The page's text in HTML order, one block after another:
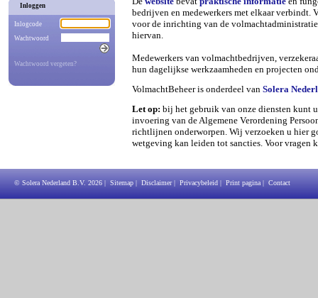
Inloggen
Inlogcode
Wachtwoord
Wachtwoord vergeten?
bedrijven en medewerkers met elkaar verbindt.
voor de inrichting van de
hiervan.
Medewerkers van volmachtbedrijven,
hun dagelijkse werkzaamheden en projecten
VolmachtBeheer is onderdeel van Solera
Let op: bij het gebruik van onze diensten kunt
invoering van de Algemene Verordening
richtlijnen onderworpen. Wij verzoeken u hier
wetgeving kan leiden tot sancties. Voor vragen
© Solera Nederland B.V. 2026 | Sitemap | Disclaimer| Privacybeleid | Print pagina | Contact